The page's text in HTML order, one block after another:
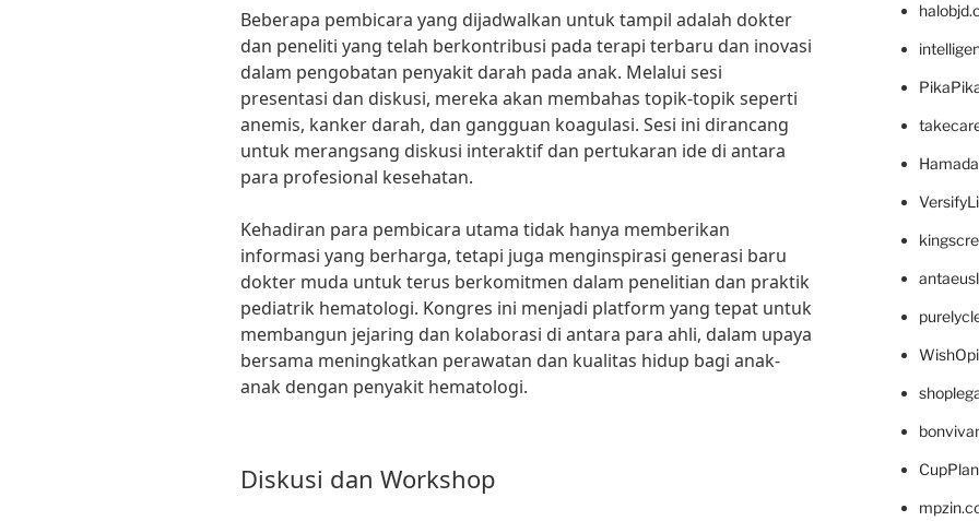
Beberapa pembicara yang dijadwalkan untuk tampil adalah dokter
dan peneliti yang telah berkontribusi pada terapi terbaru dan inovasi
dalam pengobatan penyakit darah pada anak. Melalui sesi
presentasi dan diskusi, mereka akan membahas topik-topik seperti
anemis, kanker darah, dan gangguan koagulasi. Sesi ini dirancang
untuk merangsang diskusi interaktif dan pertukaran ide di antara
para profesional kesehatan.
Kehadiran para pembicara utama tidak hanya memberikan
informasi yang berharga, tetapi juga menginspirasi generasi baru
dokter muda untuk terus berkomitmen dalam penelitian dan praktik
pediatrik hematologi. Kongres ini menjadi platform yang tepat untuk
membangun jejaring dan kolaborasi di antara para ahli, dalam upaya
bersama meningkatkan perawatan dan kualitas hidup bagi anak-
anak dengan penyakit hematologi.
Diskusi dan Workshop